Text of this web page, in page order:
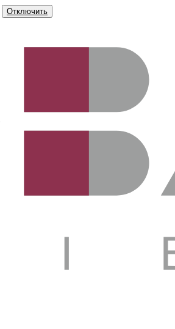
Отключить